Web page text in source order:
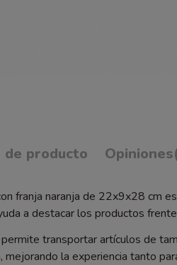
producto Opiniones
franja naranja de 22x9x28 cm
a destacar los productos
transportar artículos de
la experiencia tanto